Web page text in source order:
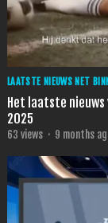
LAATSTE NIEUWS NET
Het laatste nieuws
2025
63 views · 9 months